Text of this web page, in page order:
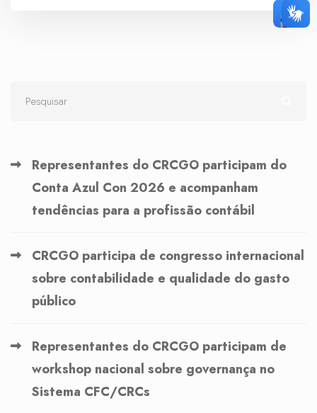
Representantes do CRCGO participam do
Conta Azul Con 2026 e acompanham
tendências para a profissão contábil
CRCGO participa de congresso internacional
sobre contabilidade e qualidade do gasto
público
Representantes do CRCGO participam de
workshop nacional sobre governança no
Sistema CFC/CRCs